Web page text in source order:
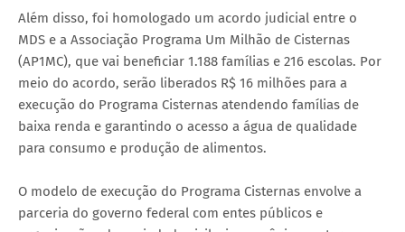
Além disso, foi homologado um acordo judicial entre o
MDS e a Associação Programa Um Milhão de Cisternas
(AP1MC), que vai beneficiar 1.188 famílias e 216 escolas. Por
meio do acordo, serão liberados R$ 16 milhões para a
execução do Programa Cisternas atendendo famílias de
baixa renda e garantindo o acesso a água de qualidade
para consumo e produção de alimentos.
O modelo de execução do Programa Cisternas envolve a
parceria do governo federal com entes públicos e